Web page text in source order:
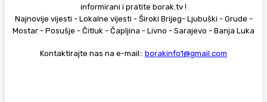
informirani i pratite borak.tv !
Najnovije vijesti - Lokalne vijesti - Široki Brijeg- Ljubuški - Grude -
Mostar - Posušje - Čitluk - Čapljina - Livno - Sarajevo - Banja Luka
Kontaktirajte nas na e-mail:: borakinfo1@gmail.com